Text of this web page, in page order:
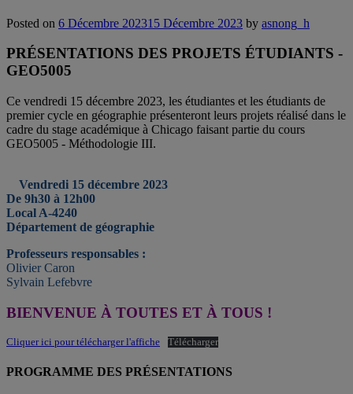
Posted on 6 Décembre 202315 Décembre 2023 by asnong_h
PRÉSENTATIONS DES PROJETS ÉTUDIANTS -
GEO5005
Ce vendredi 15 décembre 2023, les étudiantes et les étudiants de
premier cycle en géographie présenteront leurs projets réalisé dans le
cadre du stage académique à Chicago faisant partie du cours
GEO5005 - Méthodologie III.
Vendredi 15 décembre 2023
De 9h30 à 12h00
Local A-4240
Département de géographie
Professeurs responsables :
Olivier Caron
Sylvain Lefebvre
BIENVENUE À TOUTES ET À TOUS !
Cliquer ici pour télécharger l'affiche Télécharger
PROGRAMME DES PRÉSENTATIONS